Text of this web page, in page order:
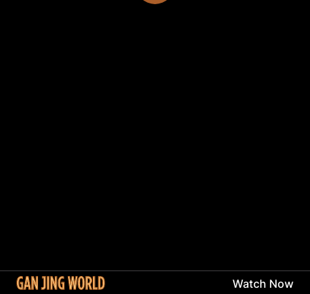
Watch Now